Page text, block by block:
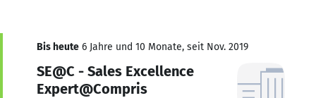
Bis heute 6 Jahre und 10 Monate, seit Nov. 2019
SE@C - Sales Excellence
Expert@Compris